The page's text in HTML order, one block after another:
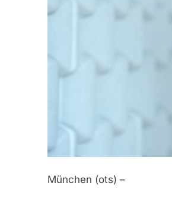
München (ots) –